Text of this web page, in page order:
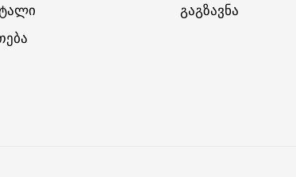
გაგზავნა